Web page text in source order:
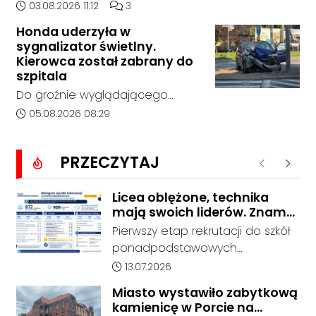
Zespole Szkół Technicznych i
Kędzierzynie-Koźlu zakończył się
bez rozstrzygnięcia. Mimo
wcześniejszego zainteresowania
terenem ze strony sieci Dino, do
postępowania nie zgłosił się
żaden oferent.
Data dodania artykułu:
03.08.2026 11:12 Liczba komentarzy artykułu:
3
Honda uderzyła w
sygnalizator świetlny.
Kierowca został zabrany do
szpitala
Do groźnie wyglądającego
zdarzenia drogowego doszło w
godziny 6:30 kierujący
samochodem marki Honda
zjechał z drogi i uderzył w
sygnalizator świetlny.
Data dodania artykułu:
05.08.2026 08:29
PRZECZYTAJ Poprzednie
Licea oblężone, technika
mają swoich liderów. Znamy
wstępne wyniki rekrutacji do
szkół w powiecie
Pierwszy etap rekrutacji do szkół
ponadpodstawowych
prowadzonych przez Powiat
coraz wyraźniejsze preferencje
Data dodania artykułu:
13.07.2026
Miasto wystawiło zabytkową
kamienicę w Porcie na